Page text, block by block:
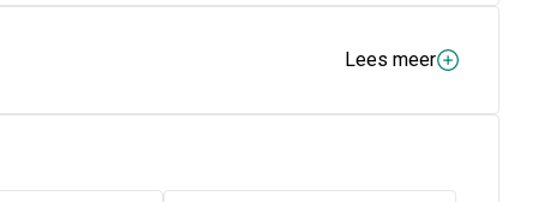
Lees meer
levier. Ze bevordert op deze manier de